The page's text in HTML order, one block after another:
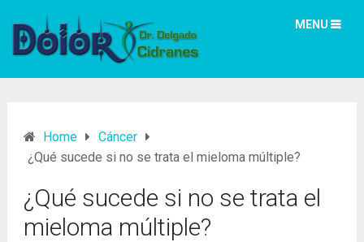
MENU
Home
Cáncer
¿Qué sucede si no se trata el mieloma múltiple?
¿Qué sucede si no se trata el
mieloma múltiple?